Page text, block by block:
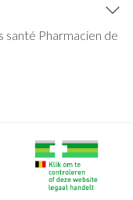
santé Pharmacien de